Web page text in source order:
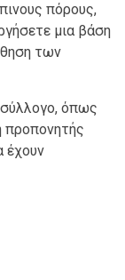
πόρους,
μια βάση
των
όπως
προπονητής
έχουν